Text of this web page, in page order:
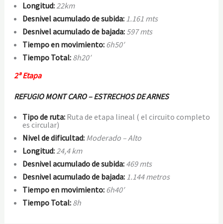
Longitud:22km
Desnivel acumulado de subida: 1.161 mts
Desnivel acumulado de bajada: 597 mts
Tiempo en movimiento: 6h50′
Tiempo Total: 8h20′
2ª Etapa
REFUGIO MONT CARO – ESTRECHOS DE ARNES
Tipo de ruta: Ruta de etapa lineal ( el circuito completo
es circular)
Nivel de dificultad: Moderado – Alto
Longitud:24,4 km
Desnivel acumulado de subida: 469 mts
Desnivel acumulado de bajada: 1.144 metros
Tiempo en movimiento: 6h40′
Tiempo Total: 8h